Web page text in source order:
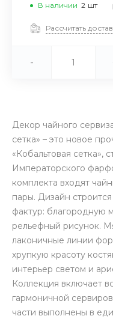
В наличии 2 шт
Рассчитать
-
Декор чайного
сетка» – это новое
«Кобальтовая сетка»,
Императорского
комплекта входят
пары. Дизайн
фактур: благородную
рельефный рисунок.
лаконичные линии
хрупкую красоту
интерьер светом и
Коллекция включает
гармоничной
части выполнены в